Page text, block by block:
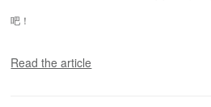
吧！
Read the article